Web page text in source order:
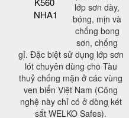
NHA1
lớp sơn dày,
bóng, mịn và
chống bong
sơn, chống
gỉ. Đặc biệt sử dụng lớp sơn
lót chuyên dùng cho Tàu
thuỷ chống mặn ở các vùng
ven biển Việt Nam (Công
nghệ này chỉ có ở dòng két
sắt WELKO Safes).